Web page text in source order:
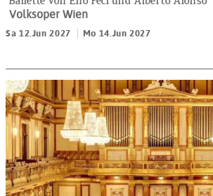
Volksoper Wien
Sa 12.Jun 2027
Mo 14.Jun 2027